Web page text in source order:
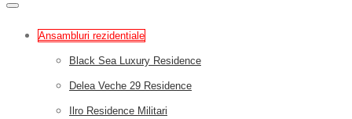
Ansambluri rezidentiale
Black Sea Luxury Residence
Delea Veche 29 Residence
Ilro Residence Militari